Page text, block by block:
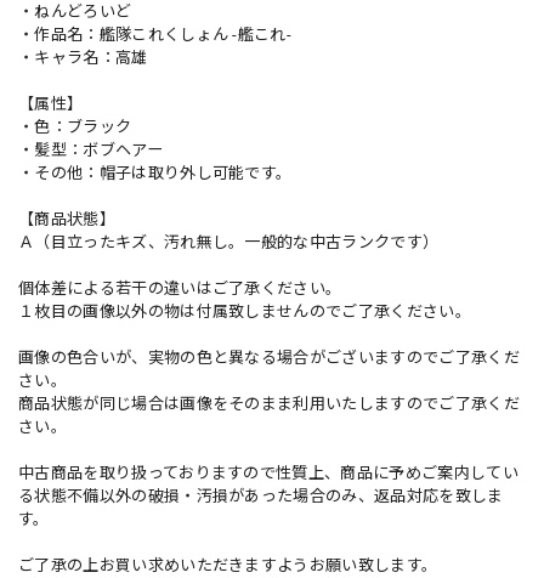
・ねんどろいど
・作品名：艦隊これくしょん -艦これ-
・キャラ名：高雄
【属性】
・色：ブラック
・髪型：ボブヘアー
・その他：帽子は取り外し可能です。
【商品状態】
Ａ（目立ったキズ、汚れ無し。一般的な中古ランクです）
個体差による若干の違いはご了承ください。
１枚目の画像以外の物は付属致しませんのでご了承ください。
画像の色合いが、実物の色と異なる場合がございますのでご了承くだ
さい。
商品状態が同じ場合は画像をそのまま利用いたしますのでご了承くだ
さい。
中古商品を取り扱っておりますので性質上、商品に予めご案内してい
る状態不備以外の破損・汚損があった場合のみ、返品対応を致しま
す。
ご了承の上お買い求めいただきますようお願い致します。